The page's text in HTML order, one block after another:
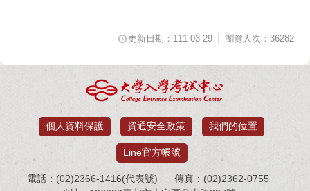
更新日期：111-03-29 瀏覽人次：36282
個人資料保護 資通安全政策 我們的位置
Line官方帳號
電話：(02)2366-1416(代表號)
傳真：(02)2362-0755